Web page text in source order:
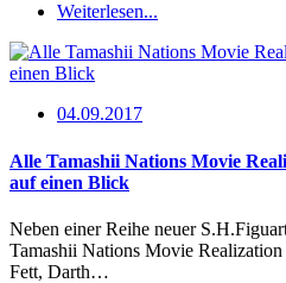
Weiterlesen...
04.09.2017
Alle Tamashii Nations Movie
auf einen Blick
Neben einer Reihe neuer
Tamashii Nations Movie
Fett, Darth…